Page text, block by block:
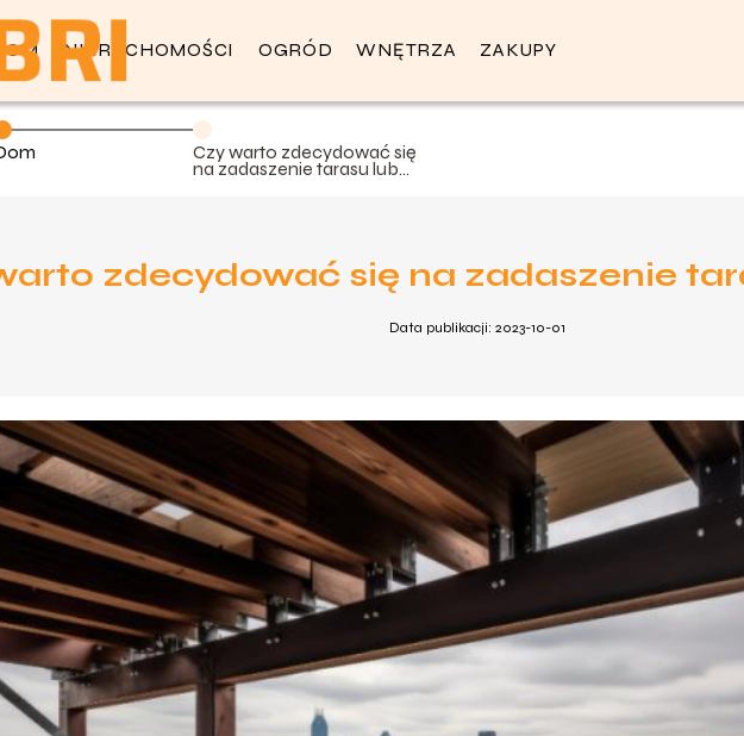
DOM NIERUCHOMOŚCI OGRÓD WNĘTRZA ZAKUPY
Czy warto zdecydować się
na zadaszenie tarasu lub
zdecydować się na zadaszenie
Data publikacji: 2023-10-01